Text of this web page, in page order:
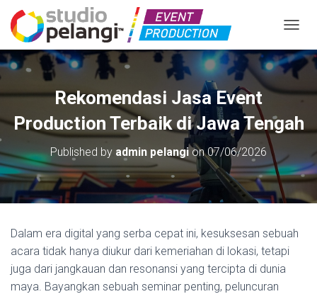
Rekomendasi Jasa Event
Production Terbaik di Jawa Tengah
Published by admin pelangi on07/06/2026
Dalam era digital yang serba cepat ini, kesuksesan sebuah
acara tidak hanya diukur dari kemeriahan di lokasi, tetapi
juga dari jangkauan dan resonansi yang tercipta di dunia
maya. Bayangkan sebuah seminar penting, peluncuran